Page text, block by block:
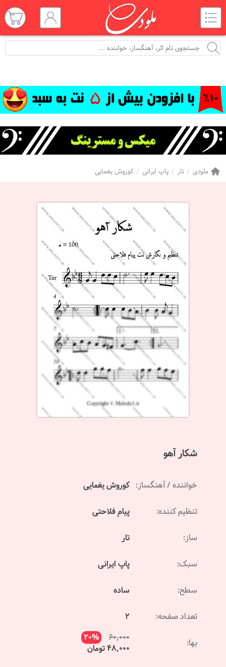
ملودی تار پاپ ایرانی کوروش یغمایی
شکار آهو
خواننده / آهنگساز: کوروش یغمایی
تنظیم کننده: پیام فلاحتی
ساز: تار
سبک: پاپ ایرانی
سطح: ساده
تعداد صفحه: 2
بها: 60,000
20%
48,000 تومان